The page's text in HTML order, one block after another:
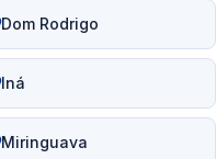
Dom Rodrigo
Iná
Miringuava